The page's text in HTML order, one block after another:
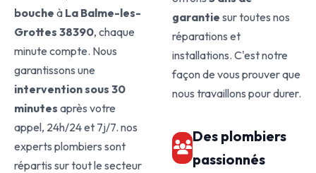
bouche à La Balme-les-
Grottes 38390, chaque
minute compte. Nous
garantissons une
intervention sous 30
minutes après votre
appel, 24h/24 et 7j/7. nos
experts plombiers sont
répartis sur tout le secteur
garantie sur toutes nos
réparations et
installations. C'est notre
façon de vous prouver que
nous travaillons pour durer.
Des plombiers
passionnés